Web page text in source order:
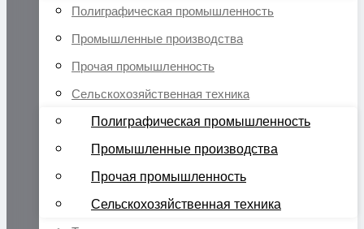
Полиграфическая промышленность
Промышленные производства
Прочая промышленность
Сельскохозяйственная техника
Полиграфическая промышленность
Промышленные производства
Прочая промышленность
Сельскохозяйственная техника